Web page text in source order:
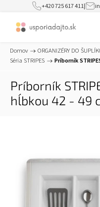
+420 725 617 411|
Domov / ORGANIZÉRY DO
Séria STRIPES / Príborník
Príborník
hĺbkou 42 - 49